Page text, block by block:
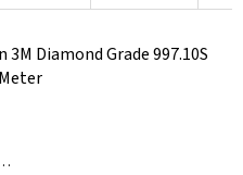
Diamond Grade 997.10S